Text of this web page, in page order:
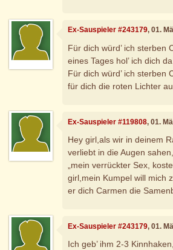
Ex-Sauspieler #243179, 01.
Für dich würd’ ich sterben
eines Tages hol’ ich dich
Für dich würd’ ich sterben
für dich die roten Lichter
Ex-Sauspieler #119808, 01.
Hey girl,als wir in deinem
verliebt in die Augen
„mein verrückter Sex,
girl,mein Kumpel will mich
er dich Carmen die
Ex-Sauspieler #243179, 01.
Ich geb’ ihm 2-3